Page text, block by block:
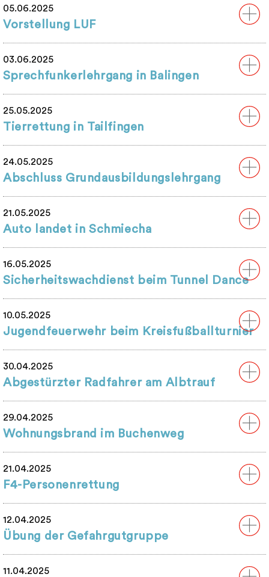
05.06.2025
Vorstellung LUF
03.06.2025
Sprechfunkerlehrgang in Balingen
25.05.2025
Tierrettung in Tailfingen
24.05.2025
Abschluss Grundausbildungslehrgang
21.05.2025
Auto landet in Schmiecha
16.05.2025
Sicherheitswachdienst beim Tunnel Dance
10.05.2025
Jugendfeuerwehr beim Kreisfußballturnier
30.04.2025
Abgestürzter Radfahrer am Albtrauf
29.04.2025
Wohnungsbrand im Buchenweg
21.04.2025
F4-Personenrettung
12.04.2025
Übung der Gefahrgutgruppe
11.04.2025